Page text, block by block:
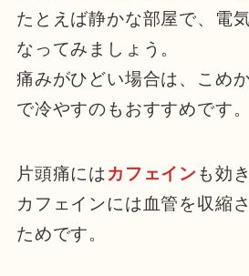
たとえば静かな部屋で、電
なってみましょう。
痛みがひどい場合は、こめ
で冷やすのもおすすめです。
片頭痛にはカフェイン も効
カフェインには血管を収縮
ためです。